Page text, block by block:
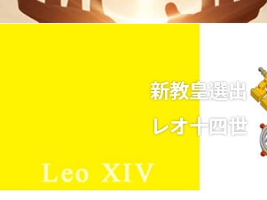
新教皇選出
レオ十四世